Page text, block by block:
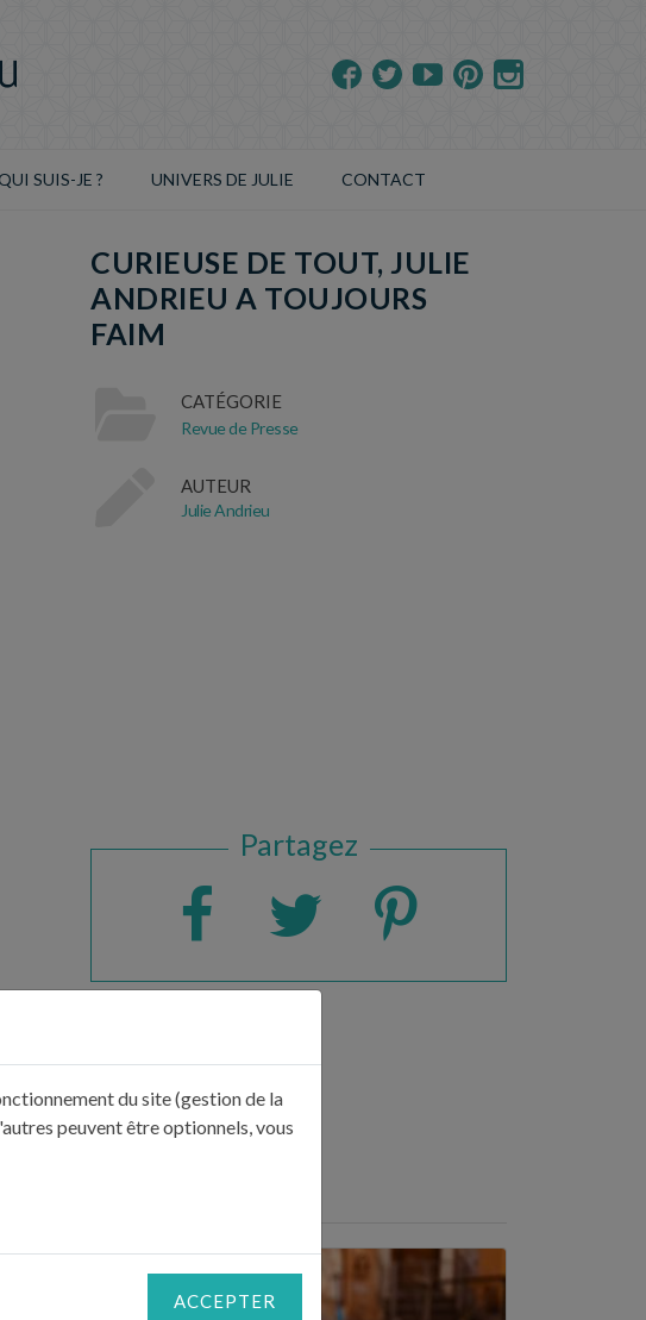
QUI SUIS-JE ? UNIVERS DE JULIE CONTACT
CURIEUSE DE TOUT, JULIE
ANDRIEU A TOUJOURS
FAIM
CATÉGORIE
Revue de Presse
AUTEUR
Julie Andrieu
Partagez
DE PRESSE"
du site (gestion de la
peuvent être optionnels, vous
ACCEPTER